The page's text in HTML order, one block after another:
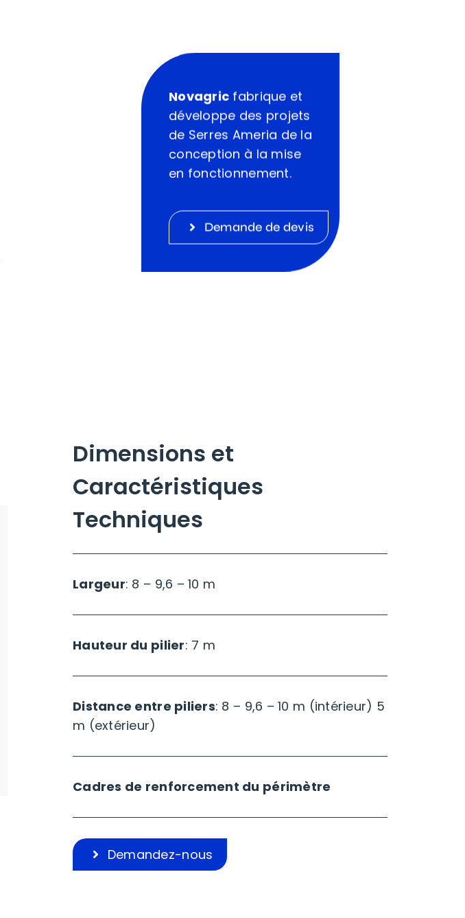
Novagric fabrique et
développe des projets
de Serres Ameria de la
conception à la mise
en fonctionnement.
Demande de devis
Dimensions et
Caractéristiques
Techniques
Largeur: 8 – 9,6 – 10 m
Hauteur du pilier: 7 m
Distance entre piliers: 8 – 9,6 – 10 m (intérieur) 5
m (extérieur)
Cadres de renforcement du périmètre
Demandez-nous